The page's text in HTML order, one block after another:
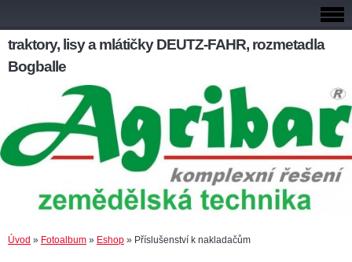
traktory, lisy a mlátičky DEUTZ-FAHR, rozmetadla
Bogballe
Úvod » Fotoalbum » Eshop » Příslušenství k nakladačům